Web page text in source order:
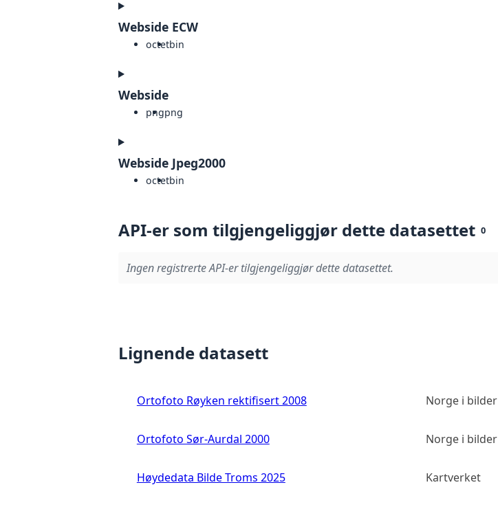
Webside ECW
octetbin
Webside
pngpng
Webside Jpeg2000
octetbin
API-er som tilgjengeliggjør dette datasettet 0
Ingen registrerte API-er tilgjengeliggjør dette datasettet.
Lignende datasett
Ortofoto Røyken rektifisert 2008 Norge i bilder
Ortofoto Sør-Aurdal 2000 Norge i bilder
Høydedata Bilde Troms 2025 Kartverket